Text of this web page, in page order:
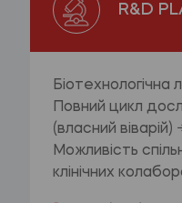
R&D
Біотехнологічна
Повний цикл
(власний віварій)
Можливість
клінічних